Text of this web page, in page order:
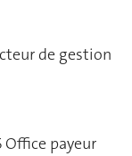
de gestion
Office payeur